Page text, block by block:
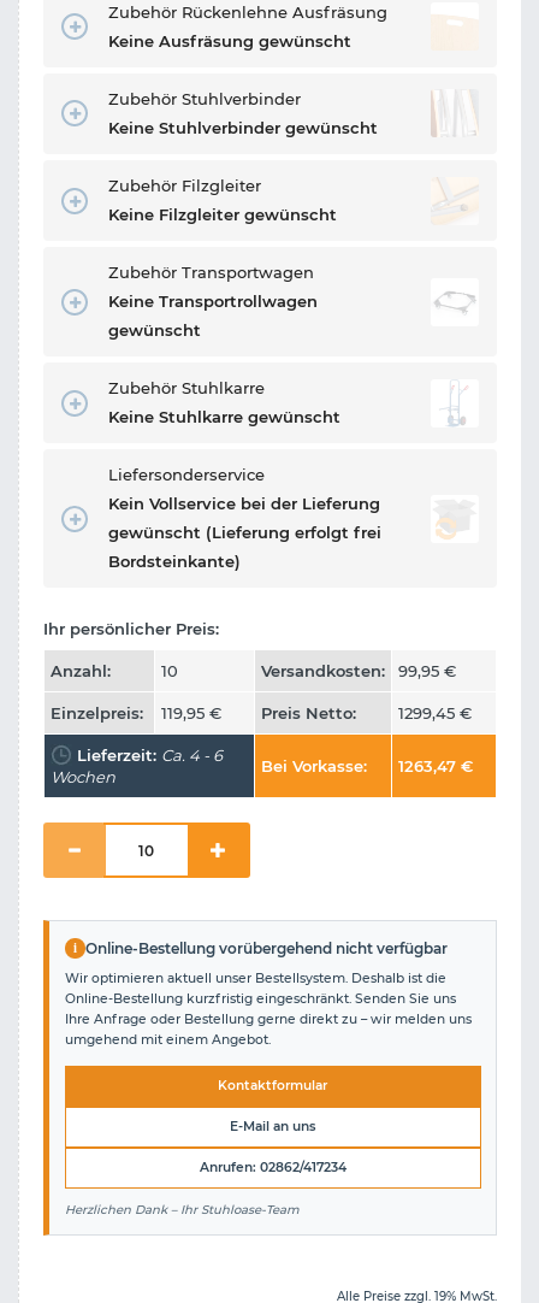
Zubehör Rückenlehne Ausfräsung
Keine Ausfräsung gewünscht
Zubehör Stuhlverbinder
Keine Stuhlverbinder gewünscht
Zubehör Filzgleiter
Keine Filzgleiter gewünscht
Zubehör Transportwagen
Keine Transportrollwagen
gewünscht
Zubehör Stuhlkarre
Keine Stuhlkarre gewünscht
Liefersonderservice
Kein Vollservice bei der Lieferung
gewünscht (Lieferung erfolgt frei
Bordsteinkante)
Ihr persönlicher Preis:
Anzahl: 10 Versandkosten: 99,95 €
Einzelpreis: 119,95 € Preis Netto: 1299,45 €
Lieferzeit: Ca. 4 - 6
Wochen
Bei Vorkasse: 1263,47 €
i Online-Bestellung vorübergehend nicht verfügbar
Wir optimieren aktuell unser Bestellsystem. Deshalb ist die
Online-Bestellung kurzfristig eingeschränkt. Senden Sie uns
Ihre Anfrage oder Bestellung gerne direkt zu – wir melden uns
umgehend mit einem Angebot.
Kontaktformular
E-Mail an uns
Anrufen: 02862/417234
Herzlichen Dank – Ihr Stuhloase-Team
Alle Preise zzgl. 19% MwSt.